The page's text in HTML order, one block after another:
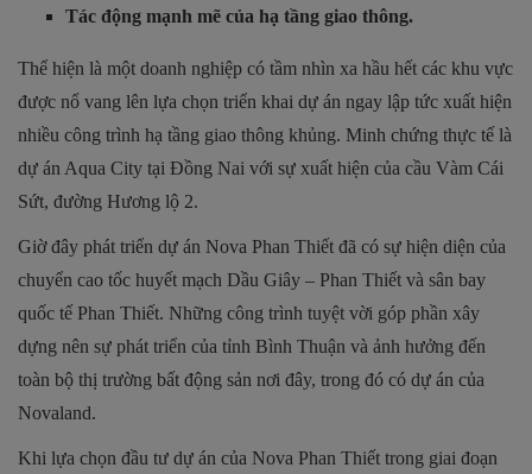
Tác động mạnh mẽ của hạ tầng giao thông.
Thể hiện là một doanh nghiệp có tầm nhìn xa hầu hết các khu vực
được nổ vang lên lựa chọn triển khai dự án ngay lập tức xuất hiện
nhiều công trình hạ tầng giao thông khủng. Minh chứng thực tế là
dự án Aqua City tại Đồng Nai với sự xuất hiện của cầu Vàm Cái
Sứt, đường Hương lộ 2.
Giờ đây phát triển dự án Nova Phan Thiết đã có sự hiện diện của
chuyển cao tốc huyết mạch Dầu Giây – Phan Thiết và sân bay
quốc tế Phan Thiết. Những công trình tuyệt vời góp phần xây
dựng nên sự phát triển của tỉnh Bình Thuận và ảnh hưởng đến
toàn bộ thị trường bất động sản nơi đây, trong đó có dự án của
Novaland.
Khi lựa chọn đầu tư dự án của Nova Phan Thiết trong giai đoạn